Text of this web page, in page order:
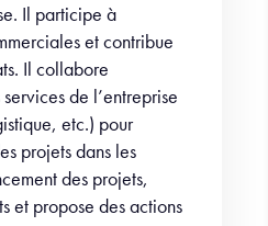
Il participe à
et contribue
Il collabore
de l’entreprise
etc.) pour
projets dans les
des projets,
et propose des actions